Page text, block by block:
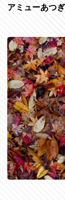
アミューあつ